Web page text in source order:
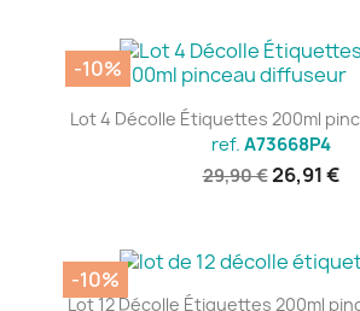
Lot 4 Décolle Étiquettes 200ml
ref. A73668P4
29,90 €26,91 €
-10%
Lot 12 Décolle Étiquettes 200ml
-10%